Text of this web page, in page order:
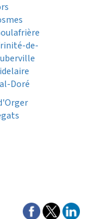
de-
Doré